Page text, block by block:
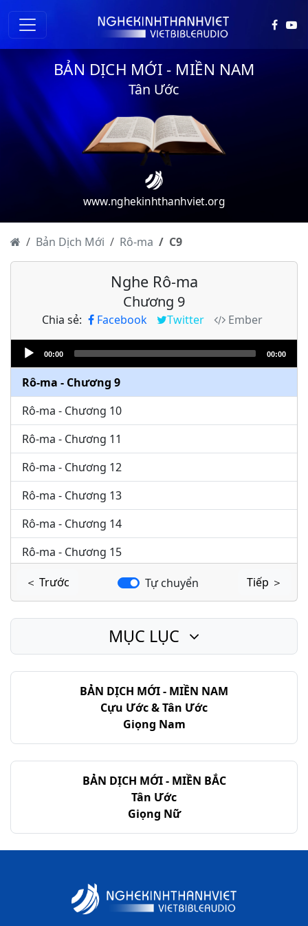
BẢN DỊCH MỚI - MIỀN NAM
Tân Ước
www.nghekinhthanhviet.org
Bản Dịch Mới Rô-ma C9
Nghe Rô-ma
Chương 9
Chia sẻ: Facebook Twitter
Ember
Audio
Player
00:00 00:00
Rô-ma - Chương 1
Rô-ma - Chương 2
Rô-ma - Chương 4
Rô-ma - Chương 7
Rô-ma - Chương 8
Rô-ma - Chương 9
Rô-ma - Chương 10
Rô-ma - Chương 11
Rô-ma - Chương 12
Rô-ma - Chương 13
Rô-ma - Chương 14
Rô-ma - Chương 15
Rô-ma - Chương 16
＜ Trước Tự chuyển Tiếp ＞
BẢN DỊCH MỚI - MIỀN NAM
Cựu Ước & Tân Ước
Giọng Nam
BẢN DỊCH MỚI - MIỀN BẮC
Tân Ước
Giọng Nữ
MỤC LỤC